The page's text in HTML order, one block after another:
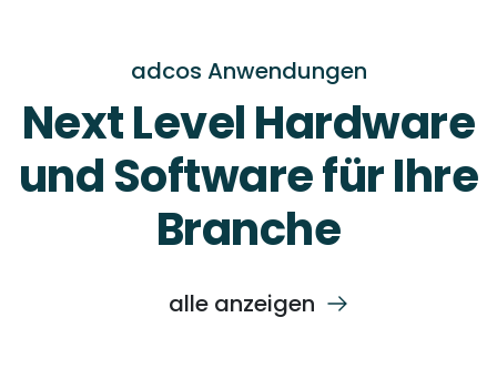
adcos Anwendungen
Next Level Hardware
und Software für Ihre
Branche
alle anzeigen